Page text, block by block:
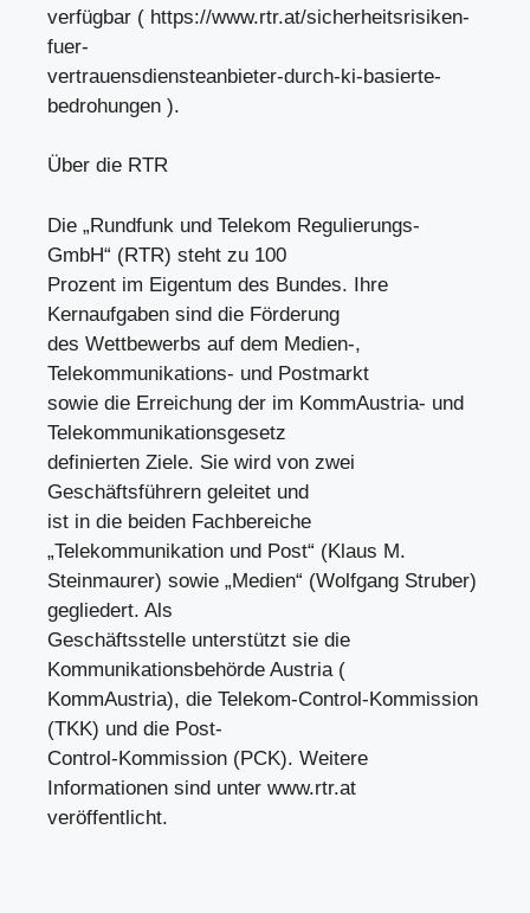
verfügbar ( https://www.rtr.at/sicherheitsrisiken-
fuer-
vertrauensdiensteanbieter-durch-ki-basierte-
bedrohungen ).
Über die RTR
Die „Rundfunk und Telekom Regulierungs-
GmbH“ (RTR) steht zu 100
Prozent im Eigentum des Bundes. Ihre
Kernaufgaben sind die Förderung
des Wettbewerbs auf dem Medien-,
Telekommunikations- und Postmarkt
sowie die Erreichung der im KommAustria- und
Telekommunikationsgesetz
definierten Ziele. Sie wird von zwei
Geschäftsführern geleitet und
ist in die beiden Fachbereiche
„Telekommunikation und Post“ (Klaus M.
Steinmaurer) sowie „Medien“ (Wolfgang Struber)
gegliedert. Als
Geschäftsstelle unterstützt sie die
Kommunikationsbehörde Austria (
KommAustria), die Telekom-Control-Kommission
(TKK) und die Post-
Control-Kommission (PCK). Weitere
Informationen sind unter www.rtr.at
veröffentlicht.